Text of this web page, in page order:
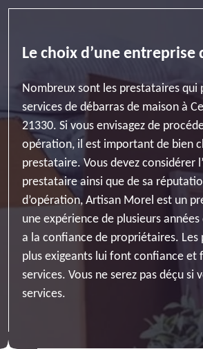
Le choix d’une entreprise
Nombreux sont les prestataires qui
services de débarras de maison à
21330. Si vous envisagez de
opération, il est important de bien
prestataire. Vous devez considérer
prestataire ainsi que de sa
d’opération, Artisan Morel est un
une expérience de plusieurs
a la confiance de propriétaires. Les
plus exigeants lui font confiance et
services. Vous ne serez pas déçu si
services.